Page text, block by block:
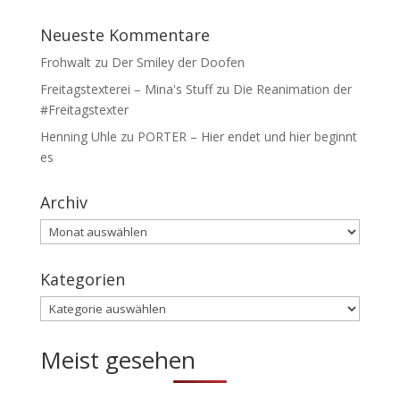
Neueste Kommentare
Frohwaltzu Der Smiley der Doofen
Freitagstexterei – Mina's Stuffzu Die Reanimation der
#Freitagstexter
Henning Uhle zu PORTER – Hier endet und hier beginnt
es
Archiv
Archiv
Kategorien
Kategorien
Meist gesehen